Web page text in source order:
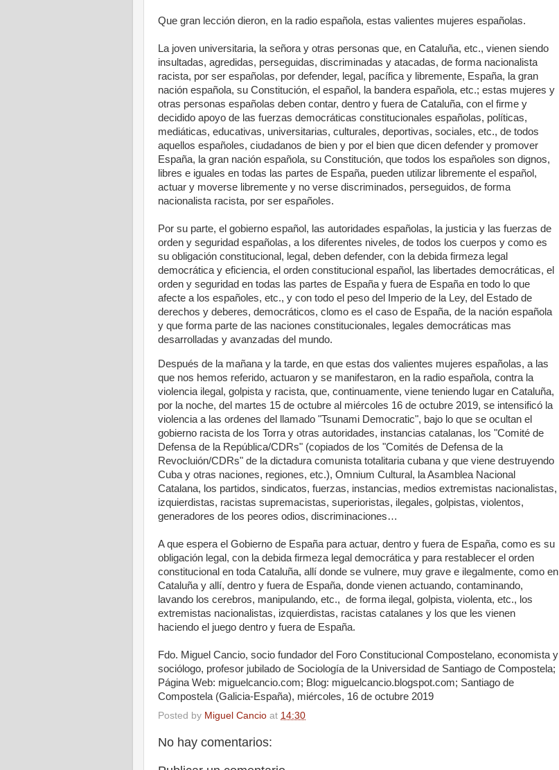
Que gran lección dieron, en la radio española, estas valientes mujeres españolas.
La joven universitaria, la señora y otras personas que, en Cataluña, etc., vienen siendo
insultadas, agredidas, perseguidas, discriminadas y atacadas, de forma nacionalista
racista, por ser españolas, por defender, legal, pacífica y libremente, España, la gran
nación española, su Constitución, el español, la bandera española, etc.; estas mujeres y
otras personas españolas deben contar, dentro y fuera de Cataluña, con el firme y
decidido apoyo de las fuerzas democráticas constitucionales españolas, políticas,
mediáticas, educativas, universitarias, culturales, deportivas, sociales, etc., de todos
aquellos españoles, ciudadanos de bien y por el bien que dicen defender y promover
España, la gran nación española, su Constitución, que todos los españoles son dignos,
libres e iguales en todas las partes de España, pueden utilizar libremente el español,
actuar y moverse libremente y no verse discriminados, perseguidos, de forma
nacionalista racista, por ser españoles.
Por su parte, el gobierno español, las autoridades españolas, la justicia y las fuerzas de
orden y seguridad españolas, a los diferentes niveles, de todos los cuerpos y como es
su obligación constitucional, legal, deben defender, con la debida firmeza legal
democrática y eficiencia, el orden constitucional español, las libertades democráticas, el
orden y seguridad en todas las partes de España y fuera de España en todo lo que
afecte a los españoles, etc., y con todo el peso del Imperio de la Ley, del Estado de
derechos y deberes, democráticos, clomo es el caso de España, de la nación española
y que forma parte de las naciones constitucionales, legales democráticas mas
desarrolladas y avanzadas del mundo.
Después de la mañana y la tarde, en que estas dos valientes mujeres españolas, a las
que nos hemos referido, actuaron y se manifestaron, en la radio española, contra la
violencia ilegal, golpista y racista, que, continuamente, viene teniendo lugar en Cataluña,
por la noche, del martes 15 de octubre al miércoles 16 de octubre 2019, se intensificó la
violencia a las ordenes del llamado "Tsunami Democratic", bajo lo que se ocultan el
gobierno racista de los Torra y otras autoridades, instancias catalanas, los "Comité de
Defensa de la República/CDRs" (copiados de los "Comités de Defensa de la
Revocluión/CDRs" de la dictadura comunista totalitaria cubana y que viene destruyendo
Cuba y otras naciones, regiones, etc.), Omnium Cultural, la Asamblea Nacional
Catalana, los partidos, sindicatos, fuerzas, instancias, medios extremistas nacionalistas,
izquierdistas, racistas supremacistas, superioristas, ilegales, golpistas, violentos,
generadores de los peores odios, discriminaciones…
A que espera el Gobierno de España para actuar, dentro y fuera de España, como es su
obligación legal, con la debida firmeza legal democrática y para restablecer el orden
constitucional en toda Cataluña, allí donde se vulnere, muy grave e ilegalmente, como en
Cataluña y allí, dentro y fuera de España, donde vienen actuando, contaminando,
lavando los cerebros, manipulando, etc., de forma ilegal, golpista, violenta, etc., los
extremistas nacionalistas, izquierdistas, racistas catalanes y los que les vienen
haciendo el juego dentro y fuera de España.
Fdo. Miguel Cancio, socio fundador del Foro Constitucional Compostelano, economista y
sociólogo, profesor jubilado de Sociología de la Universidad de Santiago de Compostela;
Página Web: miguelcancio.com; Blog: miguelcancio.blogspot.com; Santiago de
Compostela (Galicia-España), miércoles, 16 de octubre 2019
Posted by Miguel Cancio at 14:30
No hay comentarios: